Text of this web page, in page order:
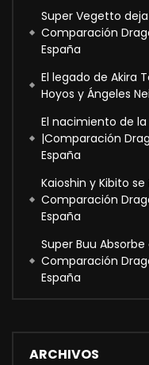
Super Vegetto
Comparación
España
El legado de Akira
Hoyos y Ángeles
El nacimiento de la
|Comparación
España
Kaioshin y Kibito
Comparación
España
Super Buu
Comparación
España
ARCHIVOS